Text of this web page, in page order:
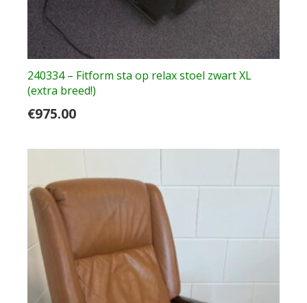
240334 – Fitform sta op relax stoel zwart XL
(extra breed!)
€975.00